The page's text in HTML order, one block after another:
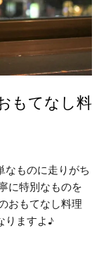
もてなし料
なものに走りがち
に特別なものを
おもてなし料理
りますよ♪